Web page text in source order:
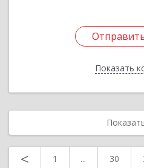
Показать
< 1 ... 30